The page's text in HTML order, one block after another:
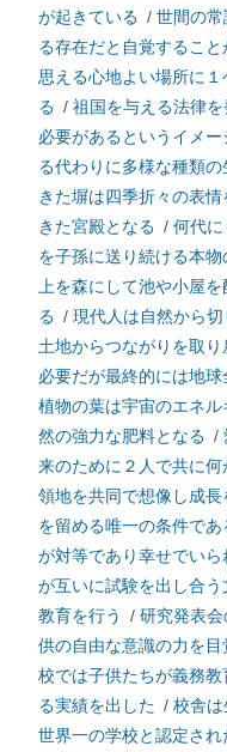
が起きている / 世間の
る存在だと自覚すること
思える心地よい場所に
る / 祖国を与える法律
必要があるというイメー
る代わりに多様な種類
きた塀は四季折々の表
きた宮殿となる / 何代
を子孫に送り続ける本
上を森にして池や小屋
る / 現代人は自然から
土地からつながりを取り
必要だが最終的には地
植物の葉は宇宙のエネ
然の強力な肥料となる /
来のために２人で共に
領地を共同で想像し成
を留める唯一の条件であ
が対等であり幸せでい
が互いに試験を出し合
教育を行う
/ 研究発表
供の自由な意識の力を
校では子供たちが義務
る実績を出した / 校舎は
世界一の学校と認定され